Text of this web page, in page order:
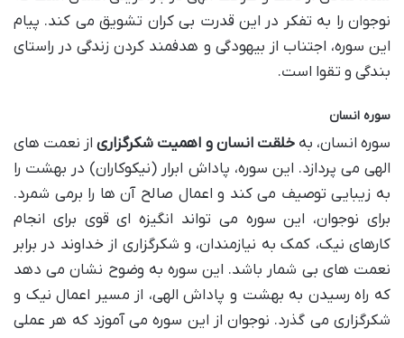
نوجوان را به تفکر در این قدرت بی کران تشویق می کند. پیام
این سوره، اجتناب از بیهودگی و هدفمند کردن زندگی در راستای
بندگی و تقوا است.
سوره انسان
سوره انسان، بهخلقت انسان و اهمیت شکرگزاریاز نعمت های
الهی می پردازد. این سوره، پاداش ابرار (نیکوکاران) در بهشت را
به زیبایی توصیف می کند و اعمال صالح آن ها را برمی شمرد.
برای نوجوان، این سوره می تواند انگیزه ای قوی برای انجام
کارهای نیک، کمک به نیازمندان، و شکرگزاری از خداوند در برابر
نعمت های بی شمار باشد. این سوره به وضوح نشان می دهد
که راه رسیدن به بهشت و پاداش الهی، از مسیر اعمال نیک و
شکرگزاری می گذرد. نوجوان از این سوره می آموزد که هر عملی